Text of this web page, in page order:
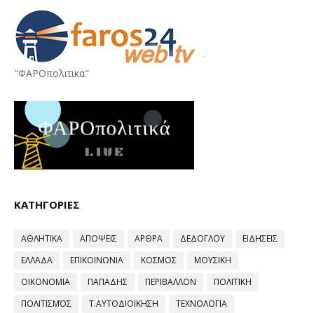
"ΦΑΡΟπολιτικα"
ΚΑΤΗΓΟΡΙΕΣ
ΑΘΛΗΤΙΚΑ ΑΠΟΨΕΙΣ ΑΡΘΡΑ ΔΕΔΟΓΛΟΥ
ΕΙΔΗΣΕΙΣ
ΕΛΛΑΔΑ
ΕΠΙΚΟΙΝΩΝΙΑ ΚΟΣΜΟΣ
ΜΟΥΣΙΚΗ
ΟΙΚΟΝΟΜΙΑ
ΠΑΠΑΔΗΣ ΠΕΡΙΒΑΛΛΟΝ
ΠΟΛΙΤΙΚΗ
ΠΟΛΙΤΙΣΜΌΣ
Τ.ΑΥΤΟΔΙΟΙΚΗΣΗ
ΤΕΧΝΟΛΟΓΙΑ